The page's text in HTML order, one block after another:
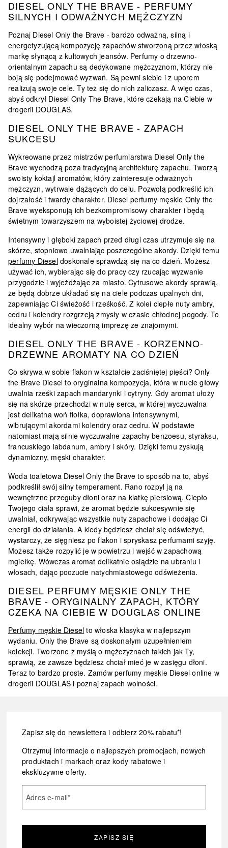
DIESEL ONLY THE BRAVE - PERFUMY
SILNYCH I ODWAŻNYCH MĘŻCZYZN
Poznaj Diesel Only the Brave - bardzo odważną, silną i
energetyzującą kompozycję zapachów stworzoną przez włoską
markę słynącą z kultowych jeansów. Perfumy o drzewno-
orientalnym zapachu są dedykowane mężczyznom, którzy nie
boją się podejmować wyzwań. Są pewni siebie i z uporem
realizują swoje cele. Ty też się do nich zaliczasz. A więc czas,
abyś odkrył Diesel Only The Brave, które czekają na Ciebie w
drogerii DOUGLAS.
DIESEL ONLY THE BRAVE - ZAPACH
SUKCESU
Wykreowane przez mistrzów perfumiarstwa Diesel Only the
Brave wychodzą poza tradycyjną architekturę zapachu. Tworzą
swoisty koktajl aromatów, który zainteresuje odważnych
mężczyzn, wytrwale dążących do celu. Pozwolą podkreślić ich
dojrzałość i twardy charakter. Diesel perfumy męskie Only the
Brave wyeksponują ich bezkompromisowy charakter i będą
świetnym towarzyszem na wyboistej życiowej drodze.
Intensywny i głęboki zapach przed długi czas utrzymuje się na
skórze, stopniowo uwalniając poszczególne akordy. Dzięki temu
perfumy Dieseldoskonale sprawdzą się na co dzień. Możesz
używać ich, wybierając się do pracy czy rzucając wyzwanie
przygodzie i wyjeżdżając za miasto. Cytrusowe akordy sprawią,
że będą dobrze układać się na ciele podczas upalnych dni,
zapewniając Ci świeżość i rześkość. Z kolei ciepłe nuty ambry,
cedru i kolendry rozgrzeją zmysły w czasie chłodnej pogody. To
idealny wybór na wieczorną imprezę ze znajomymi.
DIESEL ONLY THE BRAVE - KORZENNO-
DRZEWNE AROMATY NA CO DZIEŃ
Co skrywa w sobie flakon w kształcie zaciśniętej pięści?Only
the Brave Diesel to oryginalna kompozycja, która w nucie głowy
uwalnia rześki zapach mandarynki i cytryny. Gdy aromat ułoży
się na skórze przechodzi w nutę serca, w której wyczuwalna
jest delikatna woń fiołka, doprawiona intensywnymi,
wibrującymi akordami kolendry oraz cedru. W podstawie
natomiast mają silnie wyczuwalne zapachy benzoesu, styraksu,
francuskiego labdanum, ambry i skóry. Dzięki temu zyskują
dynamiczny, męski charakter.
Woda toaletowa Diesel Only the Brave to sposób na to, abyś
podkreślił swój silny temperament. Rano rozpyl ją na
wewnętrzne przeguby dłoni oraz na klatkę piersiową. Ciepło
Twojego ciała sprawi, że aromat będzie sukcesywnie się
uwalniał, odkrywając wszystkie nuty zapachowe i dodając Ci
energii do działania. A kiedy będziesz chciał się odświeżyć,
wystarczy, że sięgniesz po flakon i spryskasz perfumami szyję.
Możesz także rozpylić je w powietrzu i wejść w zapachową
mgiełkę. Wówczas aromat delikatnie osiądzie na ubraniu i
włosach, dając poczucie natychmiastowego odświeżenia.
DIESEL PERFUMY MĘSKIE ONLY THE
BRAVE - ORYGINALNY ZAPACH, KTÓRY
CZEKA NA CIEBIE W DOUGLAS ONLINE
Perfumy męskie Diesel to włoska klasyka w najlepszym
wydaniu. Only the Brave są doskonałym uzupełnieniem
kolekcji. Tworzone z myślą o mężczyznach takich jak Ty,
sprawią, że zawsze będziesz chciał mieć je w zasięgu dłoni.
Teraz to bardzo proste. Zamów perfumy męskie Diesel online w
drogerii DOUGLAS i poznaj zapach wolności.
Zapisz się do newslettera i odbierz 20% rabatu*!
Otrzymuj informacje o najlepszych promocjach, nowych
produktach i markach oraz kody rabatowe i
ekskluzywne oferty.
Adres e-mail*
ZAPISZ SIĘ